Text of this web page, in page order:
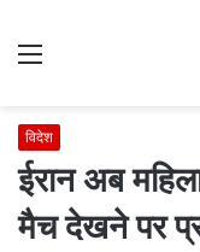
Menu
विदेश
ईरान अब
मैच देखने पर